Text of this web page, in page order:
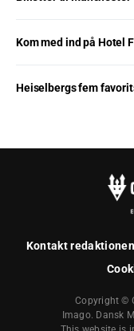
Kom med ind på Hotel
Heiselbergs fem
Kontakt redaktionen
Copyright ©
Imago. Dansk